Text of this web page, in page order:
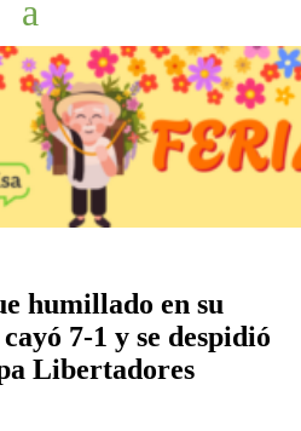
humillado en su
7-1 y se despidió
Libertadores